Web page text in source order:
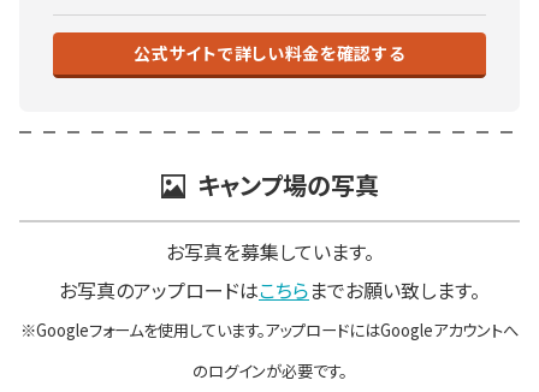
公式サイトで詳しい料金を確認する
キャンプ場の写真
お写真を募集しています。
お写真のアップロードはこちらまでお願い致します。
※Googleフォームを使用しています。アップロードにはGoogleアカウントへ
のログインが必要です。